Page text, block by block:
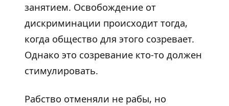
занятием. Освобождение от
дискриминации происходит тогда,
когда общество для этого созревает.
Однако это созревание кто-то должен
стимулировать.
Рабство отменяли не рабы, но